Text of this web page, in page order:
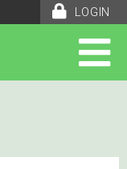
LOGIN